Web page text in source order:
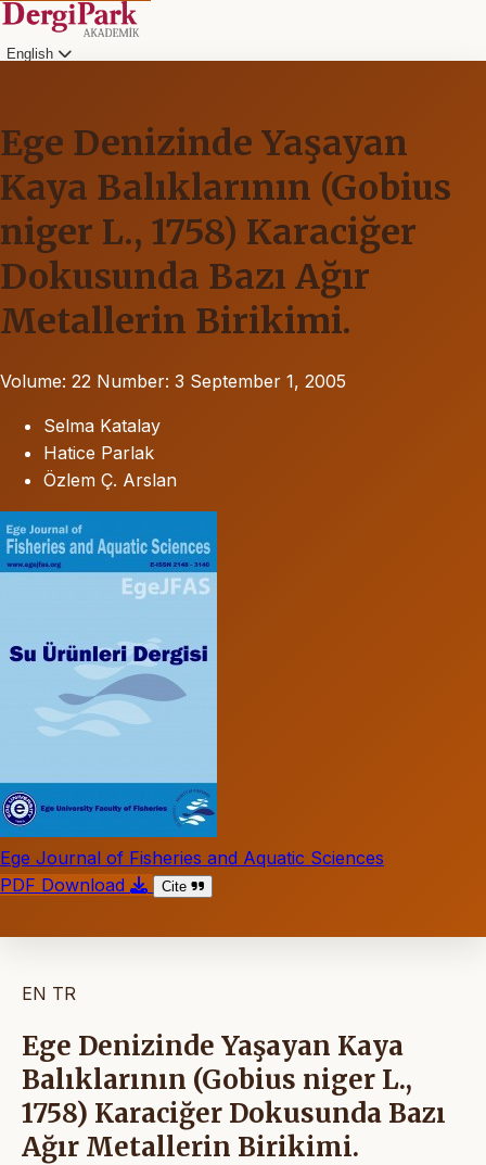
English
Ege Denizinde Yaşayan
Kaya Balıklarının (Gobius
niger L., 1758) Karaciğer
Dokusunda Bazı Ağır
Metallerin Birikimi.
Volume: 22 Number: 3 September 1, 2005
Selma Katalay
Hatice Parlak
Özlem Ç. Arslan
Ege Journal of Fisheries and Aquatic Sciences
PDF Download
Cite
EN TR
Ege Denizinde Yaşayan Kaya
Balıklarının (Gobius niger L.,
1758) Karaciğer Dokusunda Bazı
Ağır Metallerin Birikimi.